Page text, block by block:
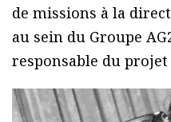
de missions à la
au sein du Groupe
responsable du projet